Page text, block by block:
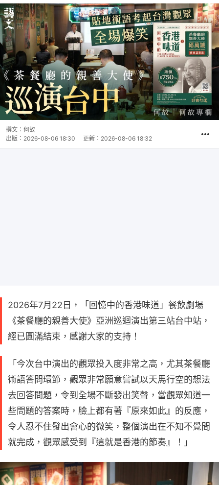
撰文： 何故
出版： 2026-08-06 18:30 更新： 2026-08-06 18:32
2026年7月22日，「回憶中的香港味道」餐飲劇場
《茶餐廳的親善大使》亞洲巡迴演出第三站台中站，
經已圓滿結束，感謝大家的支持！
「今次台中演出的觀眾投入度非常之高，尤其茶餐廳
術語答問環節，觀眾非常願意嘗試以天馬行空的想法
去回答問題，令到全場不斷發出笑聲，當觀眾知道一
些問題的答案時，臉上都有著『原來如此』的反應，
令人忍不住發出會心的微笑，整個演出在不知不覺間
就完成，觀眾感受到『這就是香港的節奏』！」